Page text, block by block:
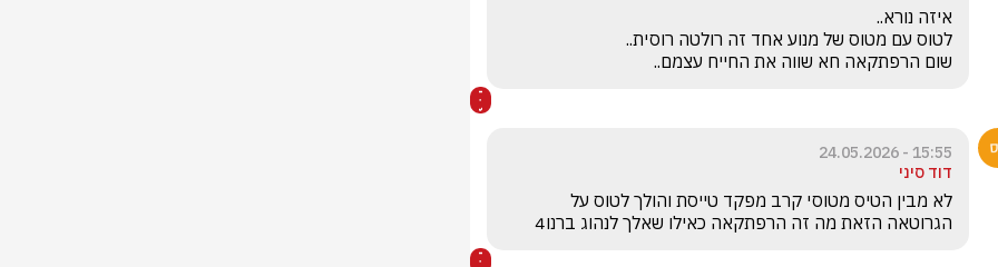
שום הרפתקאה חא שווה את החייח עצמם..
15:55 - 24.05.2026
דוד סיני
הגרוטאה הזאת מה זה הרפתקאה כאילו שאלך לנהוג ברנו4